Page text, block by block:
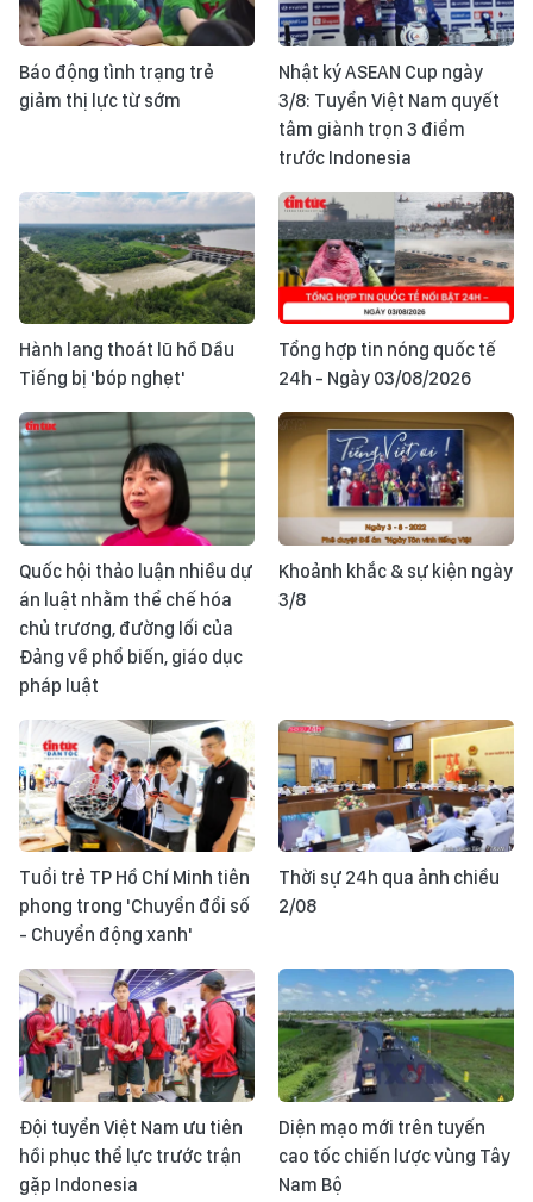
Báo động tình trạng trẻ
giảm thị lực từ sớm
Nhật ký ASEAN Cup ngày
3/8: Tuyển Việt Nam quyết
tâm giành trọn 3 điểm
trước Indonesia
Hành lang thoát lũ hồ Dầu
Tiếng bị 'bóp nghẹt'
Tổng hợp tin nóng quốc tế
24h - Ngày 03/08/2026
Quốc hội thảo luận nhiều dự
án luật nhằm thể chế hóa
chủ trương, đường lối của
Đảng về phổ biến, giáo dục
pháp luật
Khoảnh khắc & sự kiện ngày
3/8
Tuổi trẻ TP Hồ Chí Minh tiên
phong trong 'Chuyển đổi số
- Chuyển động xanh'
Thời sự 24h qua ảnh chiều
2/08
Đội tuyển Việt Nam ưu tiên
hồi phục thể lực trước trận
gặp Indonesia
Diện mạo mới trên tuyến
cao tốc chiến lược vùng Tây
Nam Bộ